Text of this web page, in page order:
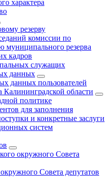
характера
резерву
комиссии по
муниципального резерва
кадров
служащих
данных
данных пользователей
Калининградской области
политике
для заполнения
и конкретные заслуги
систем
окружного Совета
Совета депутатов